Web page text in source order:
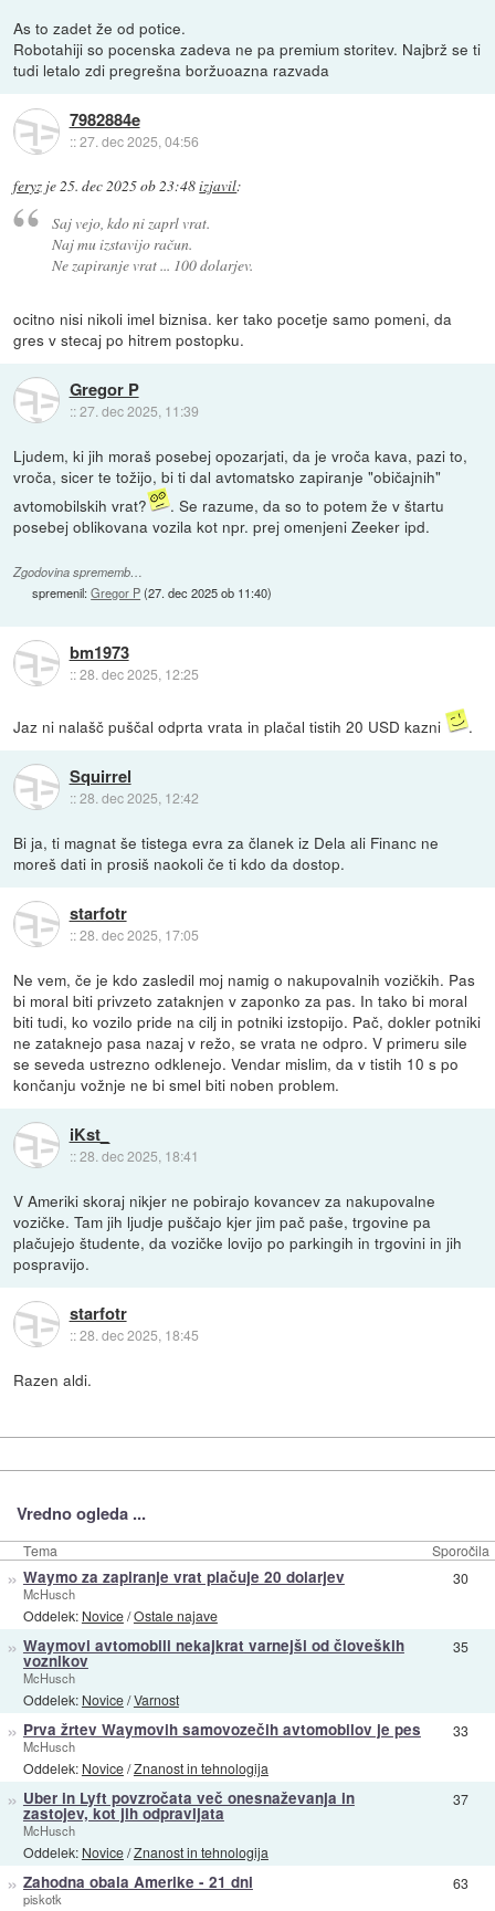
As to zadet že od potice.
Robotahiji so pocenska zadeva ne pa premium storitev. Najbrž se ti
tudi letalo zdi pregrešna boržuoazna razvada
7982884e
::27. dec 2025, 04:56
feryz je25. dec 2025 ob 23:48izjavil:
Saj vejo, kdo ni zaprl vrat.
Naj mu izstavijo račun.
Ne zapiranje vrat ... 100 dolarjev.
ocitno nisi nikoli imel biznisa. ker tako pocetje samo pomeni, da
gres v stecaj po hitrem postopku.
Gregor P
::27. dec 2025, 11:39
Ljudem, ki jih moraš posebej opozarjati, da je vroča kava, pazi to,
vroča, sicer te tožijo, bi ti dal avtomatsko zapiranje "običajnih"
avtomobilskih vrat?
. Se razume, da so to potem že v štartu
posebej oblikovana vozila kot npr. prej omenjeni Zeeker ipd.
Zgodovina sprememb…
spremenil:Gregor P(27. dec 2025 ob 11:40)
bm1973
::28. dec 2025, 12:25
Jaz ni nalašč puščal odprta vrata in plačal tistih 20 USD kazni .
Squirrel
::28. dec 2025, 12:42
Bi ja, ti magnat še tistega evra za članek iz Dela ali Financ ne
moreš dati in prosiš naokoli če ti kdo da dostop.
starfotr
::28. dec 2025, 17:05
Ne vem, če je kdo zasledil moj namig o nakupovalnih vozičkih. Pas
bi moral biti privzeto zataknjen v zaponko za pas. In tako bi moral
biti tudi, ko vozilo pride na cilj in potniki izstopijo. Pač, dokler potniki
ne zataknejo pasa nazaj v režo, se vrata ne odpro. V primeru sile
se seveda ustrezno odklenejo. Vendar mislim, da v tistih 10 s po
končanju vožnje ne bi smel biti noben problem.
iKst_
::28. dec 2025, 18:41
V Ameriki skoraj nikjer ne pobirajo kovancev za nakupovalne
vozičke. Tam jih ljudje puščajo kjer jim pač paše, trgovine pa
plačujejo študente, da vozičke lovijo po parkingih in trgovini in jih
pospravijo.
starfotr
::28. dec 2025, 18:45
Razen aldi.
Vredno ogleda ...
Tema Sporočila
» Waymo za zapiranje vrat plačuje 20 dolarjev
McHusch
Oddelek: Novice/Ostale najave
30
» Waymovi avtomobili nekajkrat varnejši od človeških
voznikov
McHusch
Oddelek: Novice/Varnost
35
» Prva žrtev Waymovih samovozečih avtomobilov je pes
McHusch
Oddelek: Novice/Znanost in tehnologija
33
» Uber in Lyft povzročata več onesnaževanja in
zastojev, kot jih odpravljata
McHusch
Oddelek: Novice/Znanost in tehnologija
37
» Zahodna obala Amerike - 21 dni
piskotk
63